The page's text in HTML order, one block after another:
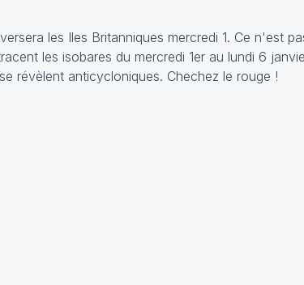
les Iles Britanniques mercredi 1. Ce n'est
les isobares du mercredi 1er au lundi 6
révèlent anticycloniques. Chechez le rouge !